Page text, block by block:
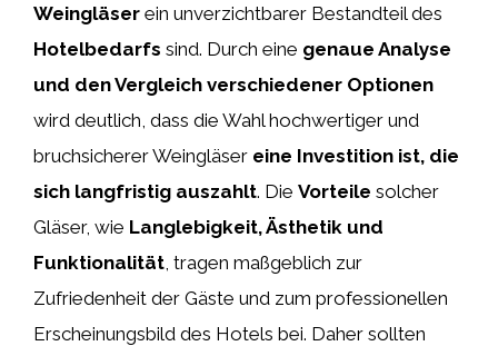
Weingläser ein unverzichtbarer Bestandteil des
Hotelbedarfs sind. Durch eine genaue Analyse
und den Vergleich verschiedener Optionen
wird deutlich, dass die Wahl hochwertiger und
bruchsicherer Weingläser eine Investition ist, die
sich langfristig auszahlt. Die Vorteile solcher
Gläser, wie Langlebigkeit, Ästhetik und
Funktionalität , tragen maßgeblich zur
Zufriedenheit der Gäste und zum professionellen
Erscheinungsbild des Hotels bei. Daher sollten